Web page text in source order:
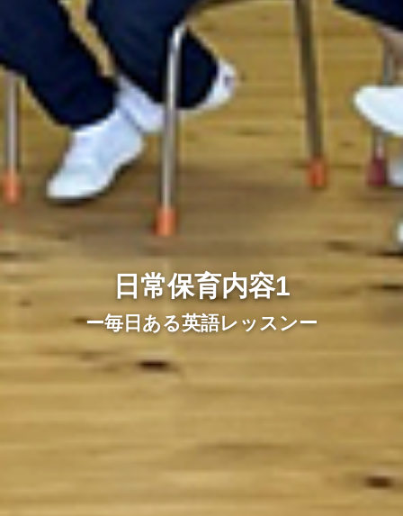
日常保育内容1
ー毎日ある英語レッスンー